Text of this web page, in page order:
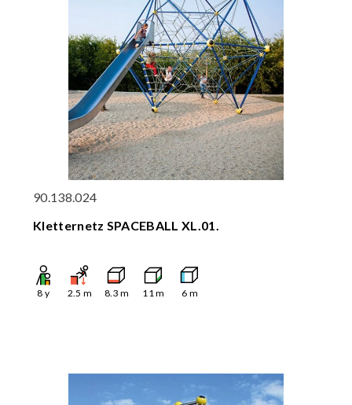
90.138.024
Kletternetz SPACEBALL XL.01.
8 y 2.5 m 8.3 m 11m 6 m